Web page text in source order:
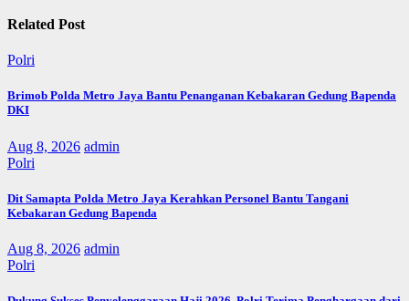
Related Post
Polri
Brimob Polda Metro Jaya Bantu Penanganan Kebakaran Gedung Bapenda
DKI
Aug 8, 2026 admin
Polri
Dit Samapta Polda Metro Jaya Kerahkan Personel Bantu Tangani
Kebakaran Gedung Bapenda
Aug 8, 2026 admin
Polri